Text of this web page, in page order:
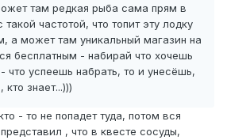
там редкая рыба сама прям в
частотой, что топит эту лодку
а может там уникальный магазин на
бесплатным - набирай что хочешь
что успеешь набрать, то и унесёшь,
знает...)))
- то не попадет туда, потом вся
, что в квесте сосуды,